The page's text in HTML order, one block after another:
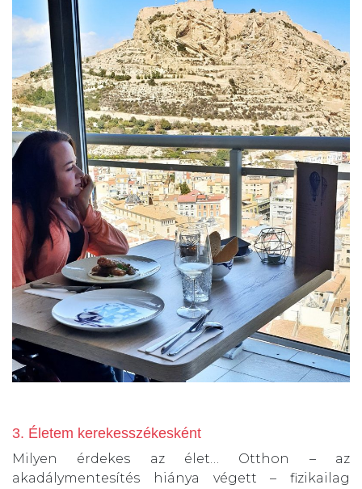
3. Életem kerekesszékesként
Milyen érdekes az élet… Otthon – az
akadálymentesítés hiánya végett – fizikailag